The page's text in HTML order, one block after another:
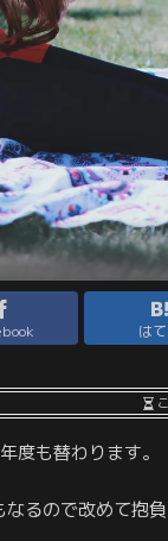
は
度も替わります。
るので改めて抱